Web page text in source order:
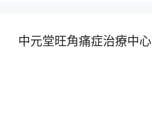
中元堂旺角痛症治療中心